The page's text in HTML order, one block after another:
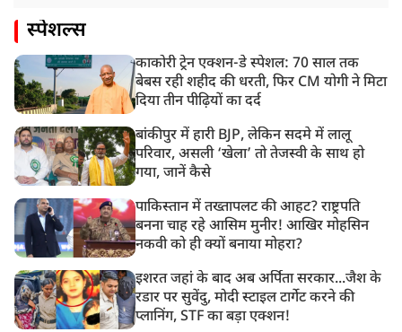
स्पेशल्स
काकोरी ट्रेन एक्शन-डे स्पेशल: 70 साल तक
बेबस रही शहीद की धरती, फिर CM योगी ने मिटा
दिया तीन पीढ़ियों का दर्द
बांकीपुर में हारी BJP, लेकिन सदमे में लालू
परिवार, असली ‘खेला’ तो तेजस्वी के साथ हो
गया, जानें कैसे
पाकिस्तान में तख्तापलट की आहट? राष्ट्रपति
बनना चाह रहे आसिम मुनीर! आखिर मोहसिन
नकवी को ही क्यों बनाया मोहरा?
इशरत जहां के बाद अब अर्पिता सरकार...जैश के
रडार पर सुवेंदु, मोदी स्टाइल टार्गेट करने की
प्लानिंग, STF का बड़ा एक्शन!